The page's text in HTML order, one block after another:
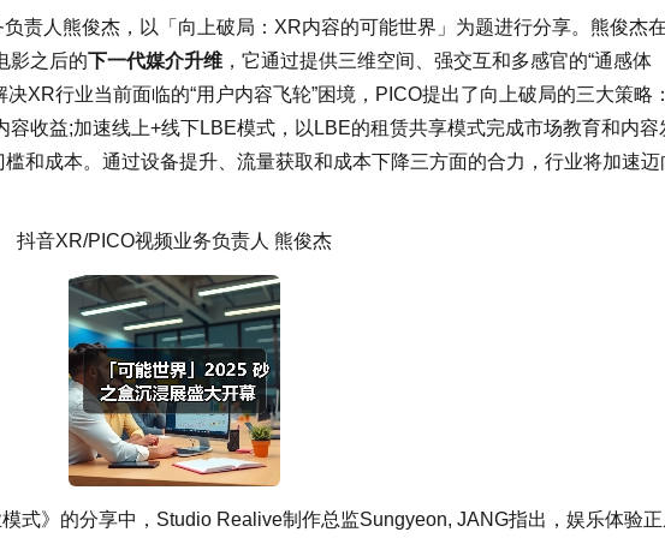
责人熊俊杰，以「向上破局：XR内容的可能世界」为题进行分享。熊俊杰
影之后的下一代媒介升维 ，它通过提供三维空间、强交互和多感官的“通感体
XR行业当前面临的“用户内容飞轮”困境，PICO提出了向上破局的三大策略
收益;加速线上+线下LBE模式，以LBE的租赁共享模式完成市场教育和内容
和成本。通过设备提升、流量获取和成本下降三方面的合力，行业将加速迈
抖音XR/PICO视频业务负责人 熊俊杰
式》的分享中，Studio Realive制作总监Sungyeon, JANG指出，娱乐体验正